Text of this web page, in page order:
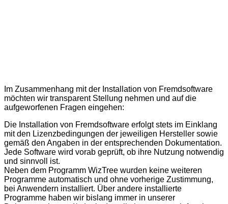
Im Zusammenhang mit der Installation von Fremdsoftware
möchten wir transparent Stellung nehmen und auf die
aufgeworfenen Fragen eingehen:
Die Installation von Fremdsoftware erfolgt stets im Einklang
mit den Lizenzbedingungen der jeweiligen Hersteller sowie
gemäß den Angaben in der entsprechenden Dokumentation.
Jede Software wird vorab geprüft, ob ihre Nutzung notwendig
und sinnvoll ist.
Neben dem Programm WizTree wurden keine weiteren
Programme automatisch und ohne vorherige Zustimmung,
bei Anwendern installiert. Über andere installierte
Programme haben wir bislang immer in unserer